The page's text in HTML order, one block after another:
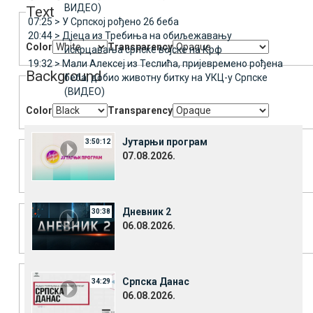
Text
Color Transparency
Background
Color Transparency
Window
Color Transparency
Font Size
ВИДЕО)
07:25 > У Српској рођено 26 беба
20:44 > Дјеца из Требиња на обиљежавању
искрцавања српске војске на Крф
19:32 >Мали Алексеј из Теслића, пријевремено рођена
беба, добио животну битку на УКЦ-у Српске
(ВИДЕО)
3:50:12
Јутарњи програм
07.08.2026.
30:38
Дневник 2
06.08.2026.
34:29
Српска Данас
06.08.2026.